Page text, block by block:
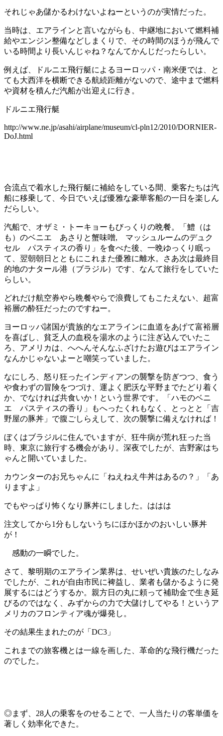
それじゃあ儲かるわけないよねーというのが実情だった。
当時は、エアラインと言いながらも、中継地において燃料補
給やエンジン整備などしまくりで、その時間のほうが飛んで
いる時間より長いんじゃね？なんてかんじだったらしい。
例えば、ドルニエ飛行艇によるヨーロッパ・南米便では、と
ても大西洋を横断できる航続距離がないので、途中まで燃料
や資材を積んだ汽船が出迎えに行き。
ドルニエ飛行艇
http://www.ne.jp/asahi/airplane/museum/cl-pln12/2010/DORNIER-
DoJ.html
合流点で着水した飛行艇に補給をしている間、乗客たちは汽
船に移乗して、今日でいえば優雅な豪華客船の一日を楽しん
だらしい。
汽船で、オザミ・トーキョーもびっくりの晩餐。「鱧（は
も）のベニエ あさりと蟹味噌, マッシュルームのデュク
セル パスティスの香り」を食べた後、一晩ゆっくり眠っ
て、翌朝朝日とともにこれまた優雅に離水。さあ次は最終目
的地のナタール港（ブラジル）です、なんて旅行をしていた
らしい。
どれだけ航空券やら晩餐やらで浪費してもこたえない、超富
裕層の酔狂だったのですねー。
ヨーロッパ諸国が貴族的なエアラインに血道をあげて富裕層
を喜ばし、貧乏人の血税を湯水のように注ぎ込んでいたこ
ろ、アメリカは、へへんそんなふざけたお遊びはエアライン
なんかじゃないよーと嘲笑っていました。
なにしろ、怒り狂ったインディアンの襲撃を防ぎつつ、食う
や食わずの冒険をつづけ、運よく肥沃な平野までたどり着く
か、でなければ共食いか！という世界です。「ハモのベニ
エ パスティスの香り」もへったくれもなく、とっとと「吉
野屋の豚丼」で腹ごしらえして、次の襲撃に備えなければ！
ぼくはブラジルに住んでいますが、狂牛病が荒れ狂った当
時、東京に旅行する機会があり。深夜でしたが、吉野家はち
ゃんと開いていました。
カウンターのお兄ちゃんに「ねえねえ牛丼はあるの？」「あ
りますよ」
でもやっぱり怖くなり豚丼にしました。ははは
注文してから1分もしないうちにほかほかのおいしい豚丼
が！
感動の一瞬でした。
さて、黎明期のエアライン業界は、せいぜい貴族のたしなみ
でしたが、これが自由市民に裨益し、業者も儲かるように発
展するにはどうするか。親方日の丸に頼って補助金で生き延
びるのではなく、みずからの力で大儲けしてやる！というア
メリカのフロンティア魂が爆発し。
その結果生まれたのが「DC3」
これまでの旅客機とは一線を画した、革命的な飛行機だった
のでした。
◎まず、28人の乗客をのせることで、一人当たりの客単価を
著しく効率化できた。